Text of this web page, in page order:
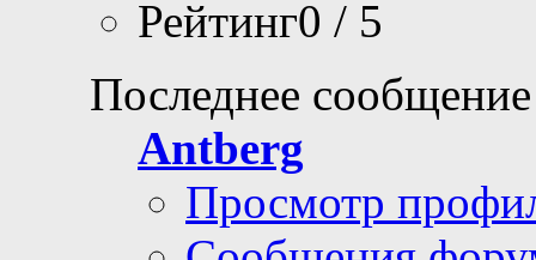
Рейтинг0 / 5
Последнее
Antberg
Просмотр